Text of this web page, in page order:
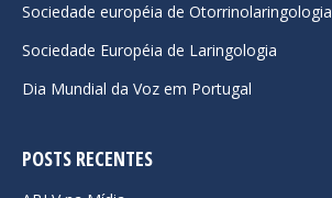
Sociedade européia de Otorrinolaringologia
Sociedade Européia de Laringologia
Dia Mundial da Voz em Portugal
POSTS RECENTES